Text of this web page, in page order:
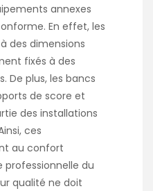
annexes
En effet, les
des dimensions
fixés à des
De plus, les bancs
de score et
des installations
ces
au confort
professionnelle du
qualité ne doit